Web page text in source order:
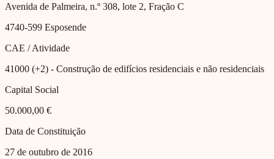
Avenida de Palmeira, n.º 308, lote 2, Fração C
4740-599 Esposende
CAE / Atividade
41000 (+2) - Construção de edifícios residenciais e não residenciais
Capital Social
50.000,00 €
Data de Constituição
27 de outubro de 2016